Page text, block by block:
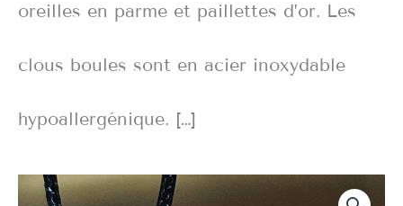
oreilles en parme et paillettes d’or. Les
clous boules sont en acier inoxydable
hypoallergénique. […]